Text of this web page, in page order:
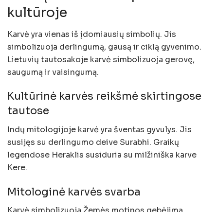
kultūroje
Karvė yra vienas iš įdomiausių simbolių. Jis
simbolizuoja derlingumą, gausą ir ciklą gyvenimo.
Lietuvių tautosakoje karvė simbolizuoja gerovę,
saugumą ir vaisingumą.
Kultūrinė karvės reikšmė skirtingose
tautose
Indų mitologijoje karvė yra šventas gyvulys. Jis
susijęs su derlingumo deive Surabhi. Graikų
legendose Heraklis susiduria su milžiniška karve
Kere.
Mitologinė karvės svarba